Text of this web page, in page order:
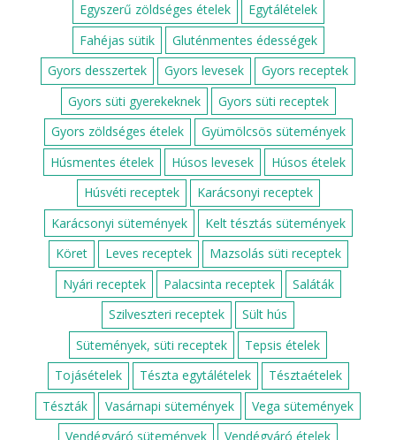
Egyszerű zöldséges ételek
Egytálételek
Fahéjas sütik
Gluténmentes édességek
Gyors desszertek
Gyors levesek
Gyors receptek
Gyors süti gyerekeknek
Gyors süti receptek
Gyors zöldséges ételek
Gyümölcsös sütemények
Húsmentes ételek
Húsos levesek
Húsos ételek
Húsvéti receptek
Karácsonyi receptek
Karácsonyi sütemények
Kelt tésztás sütemények
Köret
Leves receptek
Mazsolás süti receptek
Nyári receptek
Palacsinta receptek
Saláták
Szilveszteri receptek
Sült hús
Sütemények, süti receptek
Tepsis ételek
Tojásételek
Tészta egytálételek
Tésztaételek
Tészták
Vasárnapi sütemények
Vega sütemények
Vendégváró sütemények
Vendégváró ételek